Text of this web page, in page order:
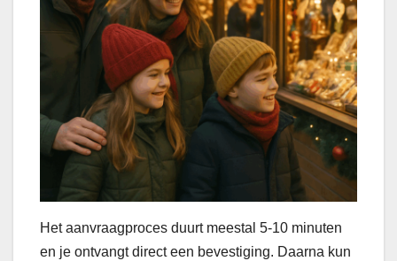
Het aanvraagproces duurt meestal 5-10 minuten
en je ontvangt direct een bevestiging. Daarna kun